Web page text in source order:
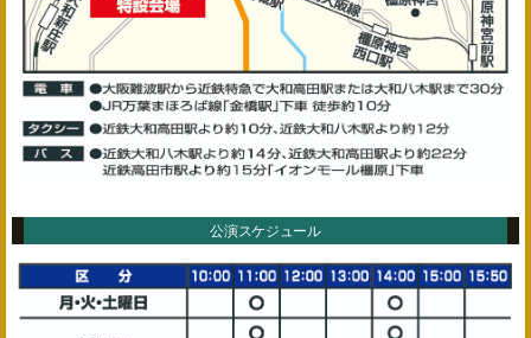
公演スケジュール